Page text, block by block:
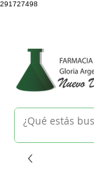
291727498